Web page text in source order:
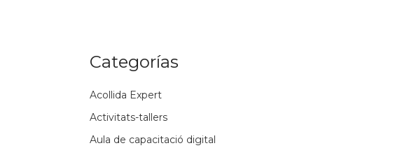
Categorías
Acollida Expert
Activitats-tallers
Aula de capacitació digital